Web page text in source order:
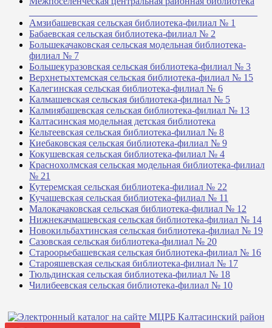
Амзибашевская сельская библиотека-филиал № 1
Бабаевская сельская библиотека-филиал № 2
Большекачаковская сельская модельная библиотека-
филиал № 7
Большекуразовская сельская библиотека-филиал № 3
Верхнетыхтемская сельская библиотека-филиал № 15
Калегинская сельская библиотека-филиал № 6
Калмашевская сельская библиотека-филиал № 5
Калмиябашевская сельская библиотека-филиал № 13
Калтасинская модельная детская библиотека
Кельтеевская сельская библиотека-филиал № 8
Киебаковская сельская библиотека-филиал № 9
Кокушевская сельская библиотека-филиал № 4
Краснохолмская сельская модельная библиотека-филиал
№ 21
Кутеремская сельская библиотека-филиал № 22
Кучашевская сельская библиотека-филиал № 11
Малокачаковская сельская библиотека-филиал № 12
Нижнекачмашевская сельская библиотека-филиал № 14
Новокильбахтинская сельская библиотека-филиал № 19
Сазовская сельская библиотека-филиал № 20
Староорьебашевская сельская библиотека-филиал № 16
Старояшевская сельская библиотека-филиал № 17
Тюльдинская сельская библиотека-филиал № 18
Чилибеевская сельская библиотека-филиал № 10